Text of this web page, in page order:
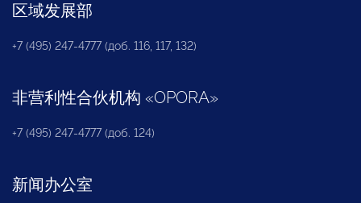
区域发展部
+7 (495) 247-4777 (доб. 116, 117, 132)
非营利性合伙机构 «OPORA»
+7 (495) 247-4777 (доб. 124)
新闻办公室